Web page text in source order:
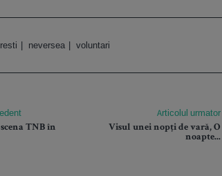
neversea voluntari
TNB în
Articolul urmator
Visul unei nopți de vară, O
noapte...